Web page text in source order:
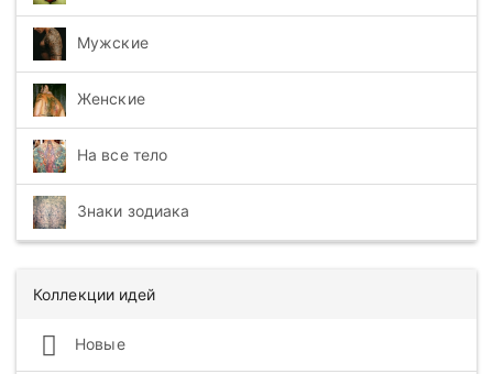
Мужские
Женские
На все тело
Знаки зодиака
Коллекции идей
Новые